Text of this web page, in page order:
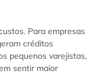
Para empresas
créditos
pequenos varejistas,
sentir maior